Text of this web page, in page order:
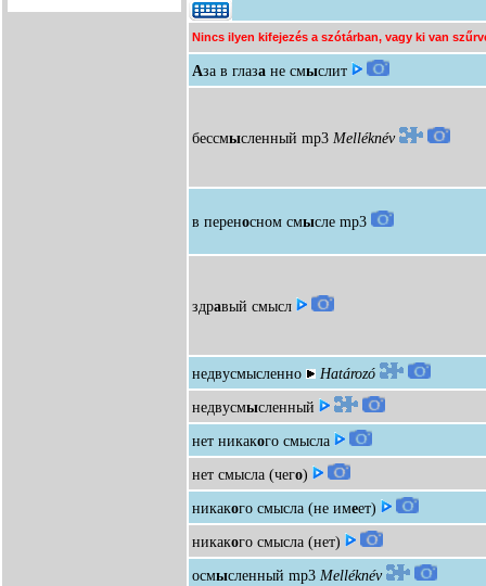
Nincs ilyen kifejezés a szótárban, vagy ki van
Аза в глаза не смыслит
бессмысленный mp3 Melléknév
в переносном смысле mp3
здравый смысл
недвусмысленно Határozó
недвусмысленный
нет никакого смысла
нет смысла (чего)
никакого смысла (не имеет)
никакого смысла (нет)
осмысленный mp3 Melléknév